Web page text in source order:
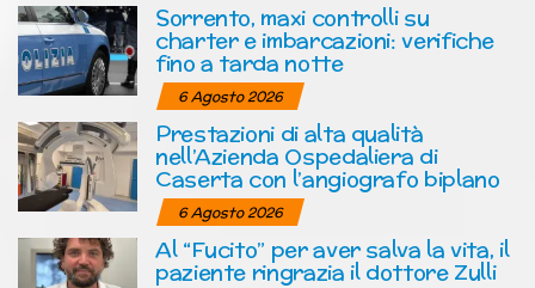
Sorrento, maxi controlli su
charter e imbarcazioni: verifiche
fino a tarda notte
6 Agosto 2026
Prestazioni di alta qualità
nell’Azienda Ospedaliera di
Caserta con l’angiografo biplano
6 Agosto 2026
Al “Fucito” per aver salva la vita, il
paziente ringrazia il dottore Zulli